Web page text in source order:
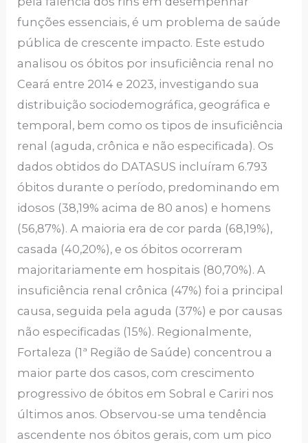
funções essenciais, é um problema de saúde
pública de crescente impacto. Este estudo
analisou os óbitos por insuficiência renal no
Ceará entre 2014 e 2023, investigando sua
distribuição sociodemográfica, geográfica e
temporal, bem como os tipos de insuficiência
renal (aguda, crônica e não especificada). Os
dados obtidos do DATASUS incluíram 6.793
óbitos durante o período, predominando em
idosos (38,19% acima de 80 anos) e homens
(56,87%). A maioria era de cor parda (68,19%),
casada (40,20%), e os óbitos ocorreram
majoritariamente em hospitais (80,70%). A
insuficiência renal crônica (47%) foi a principal
causa, seguida pela aguda (37%) e por causas
não especificadas (15%). Regionalmente,
Fortaleza (1ª Região de Saúde) concentrou a
maior parte dos casos, com crescimento
progressivo de óbitos em Sobral e Cariri nos
últimos anos. Observou-se uma tendência
ascendente nos óbitos gerais, com um pico